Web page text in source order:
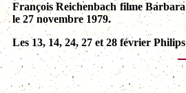
François Reichenbach filme
le 27 novembre 1979.
Les 13, 14, 24, 27 et 28 février